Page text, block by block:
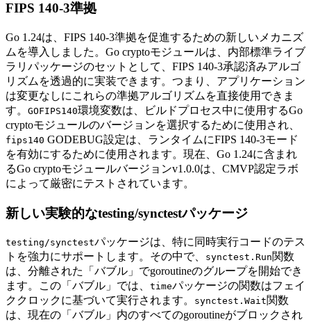
FIPS 140-3準拠
Go 1.24は、FIPS 140-3準拠を促進するための新しいメカニズ
ムを導入しました。Go cryptoモジュールは、内部標準ライブ
ラリパッケージのセットとして、FIPS 140-3承認済みアルゴ
リズムを透過的に実装できます。つまり、アプリケーション
は変更なしにこれらの準拠アルゴリズムを直接使用できま
す。 GOFIPS140環境変数は、ビルドプロセス中に使用するGo
cryptoモジュールのバージョンを選択するために使用され、
fips140 GODEBUG設定は、ランタイムにFIPS 140-3モード
を有効にするために使用されます。現在、Go 1.24に含まれ
るGo cryptoモジュールバージョンv1.0.0は、CMVP認定ラボ
によって厳密にテストされています。
新しい実験的なtesting/synctestパッケージ
testing/synctestパッケージは、特に同時実行コードのテス
トを強力にサポートします。その中で、
synctest.Run関数
は、分離された「バブル」でgoroutineのグループを開始でき
ます。この「バブル」では、 timeパッケージの関数はフェイ
ククロックに基づいて実行されます。
synctest.Wait関数
は、現在の「バブル」内のすべてのgoroutineがブロックされ